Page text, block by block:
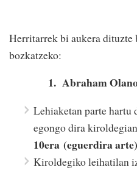
Herritarrek bi aukera dituzte
bozkatzeko:
1. Abraham Olano
Lehiaketan parte
egongo dira kiroldegian
10era (eguerdira arte)
Kiroldegiko leihatilan